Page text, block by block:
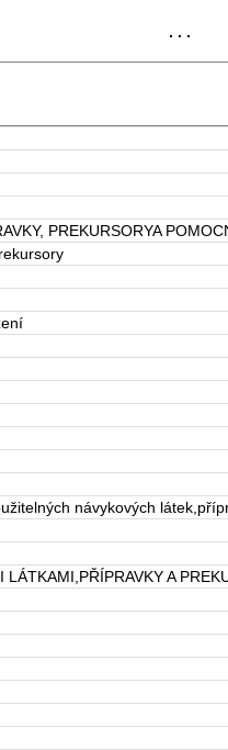
. . .
PREKURSORYA
návykových
A